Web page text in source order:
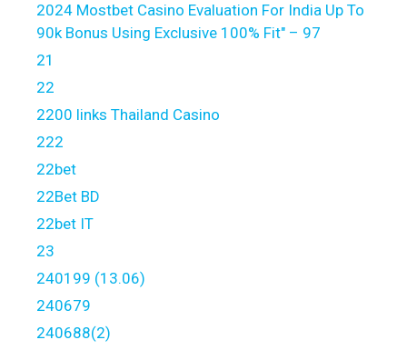
2024 Mostbet Casino Evaluation For India Up To
90k Bonus Using Exclusive 100% Fit" – 97
21
22
2200 links Thailand Casino
222
22bet
22Bet BD
22bet IT
23
240199 (13.06)
240679
240688(2)